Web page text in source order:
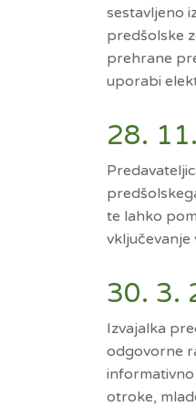
sestavljeno
predšolske
prehrane
uporabi
28.
te lahko
vključevanje
30. 3.
Izvajalka
odgovorne
otroke,